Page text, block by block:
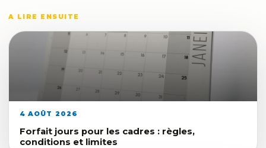
A LIRE ENSUITE
4 AOÛT 2026
Forfait jours pour les cadres : règles,
conditions et limites